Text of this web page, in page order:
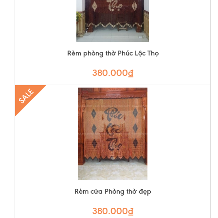
Rèm phòng thờ Phúc Lộc Thọ
380.000₫
SALE
Rèm cửa Phòng thờ đẹp
380.000₫